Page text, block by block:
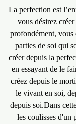
La perfection est
vous désirez
profondément, vous
parties de soi qui
créer depuis la
en essayant de le
créez depuis le
le vivant en soi,
depuis soi.Dans
les coulisses d'un